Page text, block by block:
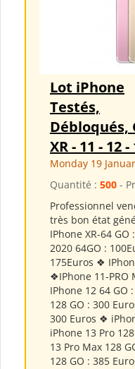
Lot iPhone
Testés,
Débloqués,
XR - 11 - 12 -
Monday 19
Quantité : 500 -
Professionnel
très bon état
IPhone XR-64
2020 64GO :
175Euros ❖
❖IPhone 11-PRO
IPhone 12 64 GO
128 GO : 300
300 Euros ❖
iPhone 13 Pro
13 Pro Max 128
128 GO : 385